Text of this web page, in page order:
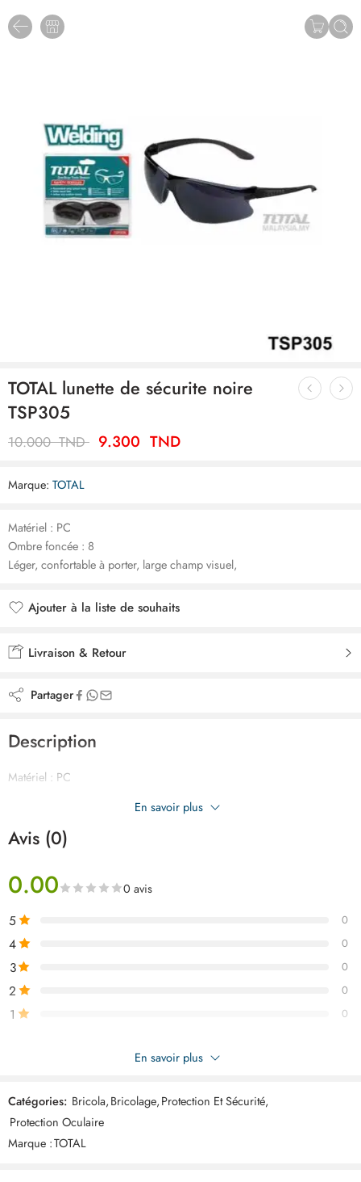
TOTAL lunette de sécurite noire
TSP305
10.000TND 9.300 TND
Marque: TOTAL
Matériel : PC
Ombre foncée : 8
Léger, confortable à porter, large champ visuel,
Ajouter à la liste de souhaits
Livraison & Retour
Partager
Description
Matériel : PC
Léger, confortable à porter, large champ visuel,
En savoir plus
Avis (0)
0.00 0 avis
5 0
4 0
3 0
2 0
1 0
Soyez le premier à donner votre avis sur “TOTAL lunette de
sécurite noire TSP305”
Commentaires
Il n'y a pas encore de critiques.
En savoir plus
Catégories: Bricola,Bricolage,Protection Et Sécurité,
Protection Oculaire
Marque :TOTAL